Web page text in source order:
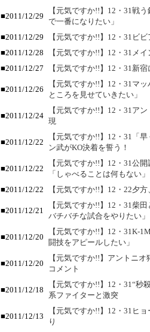
■2011/12/29
【元気ですか!!】12・31戦
で一番になりたい」
■2011/12/29
【元気ですか!!】12・31ビ
■2011/12/28
【元気ですか!!】12・31メ
■2011/12/27 【元気ですか!!】12・31新
■2011/12/26
【元気ですか!!】12・31マ
ところを見せていきたい」
■2011/12/24
【元気ですか!!】12・31ア
現
■2011/12/22
【元気ですか!!】12・31「
ン武がKO決着を誓う！
■2011/12/22
【元気ですか!!】12・31公
「しゃべることは何もない」
■2011/12/22 【元気ですか!!】12・22夕
■2011/12/21
【元気ですか!!】12・31柴
バチバチな試合をやりたい」
■2011/12/20
【元気ですか!!】12・31K-
闘技をアピールしたい」
■2011/12/20
【元気ですか!!】アントニ
コメント
■2011/12/18
【元気ですか!!】12・31“秒
系ファイターと激突
■2011/12/13
【元気ですか!!】12・31ヒ
り